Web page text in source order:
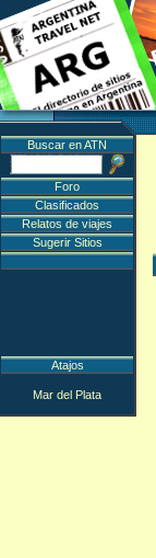
Buscar en ATN
Foro
Clasificados
Relatos de viajes
Sugerir Sitios
Atajos
Mar del Plata